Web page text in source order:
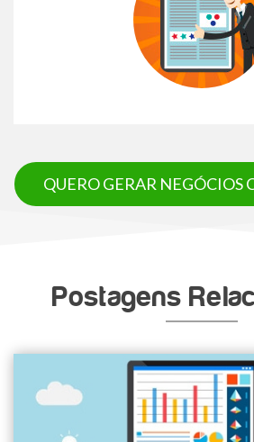
QUERO GERAR NEGÓCIOS
Postagens